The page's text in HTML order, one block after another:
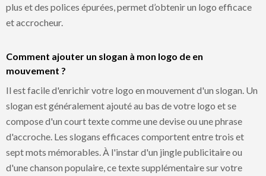
plus et des polices épurées, permet d’obtenir un logo efficace
et accrocheur.
Comment ajouter un slogan à mon logo de en
mouvement ?
Il est facile d'enrichir votre logo en mouvement d'un slogan. Un
slogan est généralement ajouté au bas de votre logo et se
compose d'un court texte comme une devise ou une phrase
d'accroche. Les slogans efficaces comportent entre trois et
sept mots mémorables. À l'instar d'un jingle publicitaire ou
d'une chanson populaire, ce texte supplémentaire sur votre